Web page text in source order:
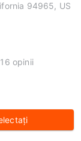
94965, US
opinii